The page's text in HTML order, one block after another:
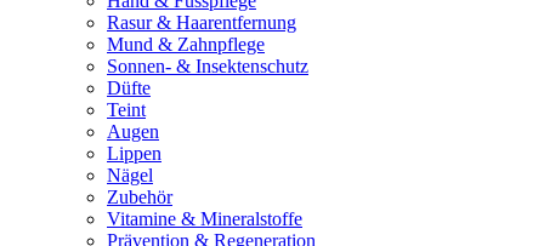
Rasur & Haarentfernung
Mund & Zahnpflege
Sonnen- & Insektenschutz
Düfte
Teint
Augen
Lippen
Nägel
Zubehör
Vitamine & Mineralstoffe
Prävention & Regeneration